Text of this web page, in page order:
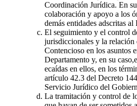
Coordinación Jurídica. En
colaboración y apoyo a los
demás entidades adscritas al
El seguimiento y el control
jurisdiccionales y la
Contencioso en los asuntos
Departamento y, en su
ecaídas en ellos, en los
artículo 42.3 del Decreto
Servicio Jurídico del
La tramitación y control de